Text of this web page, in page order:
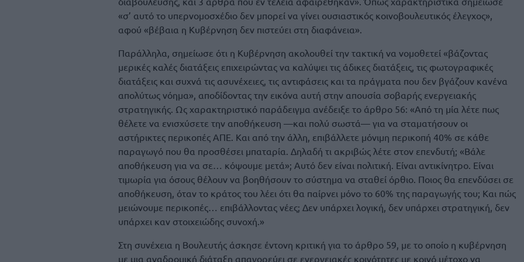
«σ’ αυτό το υπερνομοσχέδιο δεν μπορεί να γίνει ουσιαστικός κοινοβουλευτικός έλεγχος»,
αφού «βέβαια η Κυβέρνηση δεν πιστεύει στη διαφάνεια».
Παράλληλα, σημείωσε ότι η Κυβέρνηση ακολουθεί την τακτική να νομοθετεί «βάζοντας
μερικές καλές διατάξεις επιχειρώντας να καλύψει τις άδικες διατάξεις, τις φωτογραφικές
διατάξεις και συχνά τις ασυνέχειες, τις αντιφάσεις και τα πράγματα που δεν βγάζουν κανένα
απολύτως νόημα», αποδίδοντας την εικόνα αυτή στην απουσία σοβαρής ενεργειακής
στρατηγικής. Ως χαρακτηριστικό παράδειγμα ανέδειξε το άρθρο 56: «Από τη μία λέτε πως
θέλετε να ενισχύσετε την αποθήκευση —και πολύ σωστά— για να σταματήσουν οι
αστήρικτες περικοπές ΑΠΕ. Και από την άλλη, επιβάλλετε μόνιμη περικοπή 40% σε κάθε
παραγωγό που θα προσθέσει μπαταρία. Δηλαδή τι ακριβώς λέτε στον επενδυτή; «Βάλε
αποθήκευση για να σε… κόψουμε μετά»; Αυτό δεν είναι πολιτική. Είναι αντικίνητρο. Είναι
τιμωρία για όσους θέλουν να βοηθήσουν το σύστημα να σταθεί όρθιο. Ποιος θα επενδύσει σε
αποθήκευση, όταν το κράτος του λέει ότι θα παίρνει μόνο το 60% της παραγωγής του; Και πώς
μειώνουμε περικοπές… επιβάλλοντας νέες; Δεν υπάρχει λογική, δεν υπάρχει στρατηγική, δεν
υπάρχει καν στοιχειώδης συνοχή.»
Στη συνέχεια η Βουλευτής άσκησε έντονη κριτική για το άρθρο 59, με το οποίο η κυβέρνηση
με μια αναδρομική διάταξη απαγορεύει σε ενεργειακές κοινότητες με κοινό μέτοχο να